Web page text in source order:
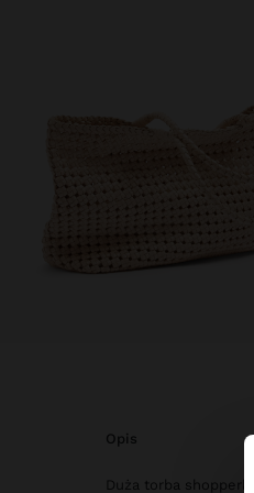
opis
Duża torba